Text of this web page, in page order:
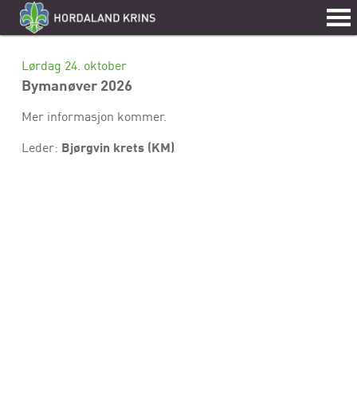
Lørdag 24. oktober
Bymanøver 2026
Mer informasjon kommer.
Leder: Bjørgvin krets (KM)